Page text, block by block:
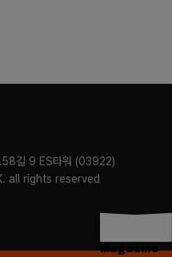
58길 9 ES타워 (03922)
all rights reserved
Magazine